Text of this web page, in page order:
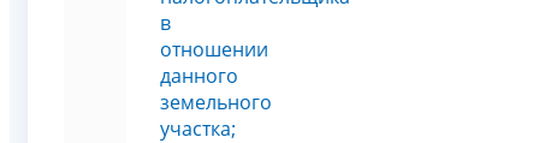
в
отношении
данного
земельного
участка;